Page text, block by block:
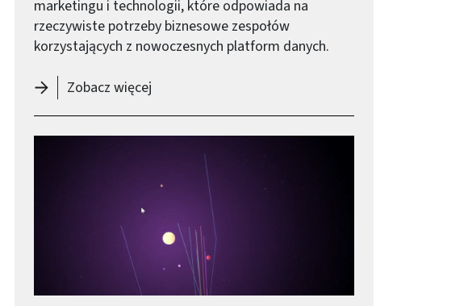
marketingu i technologii, które odpowiada na
rzeczywiste potrzeby biznesowe zespołów
korzystających z nowoczesnych platform danych.
Zobacz więcej-